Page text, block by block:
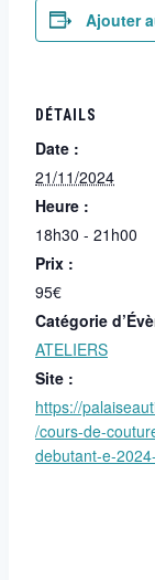
Ajouter
DÉTAILS
Date :
21/11/2024
Heure :
18h30 - 21h00
Prix :
95€
Catégorie
ATELIERS
Site :
https://
/cours-de-
debutant-e-